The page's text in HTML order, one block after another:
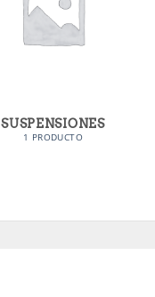
SUSPENSIONES
1 PRODUCTO